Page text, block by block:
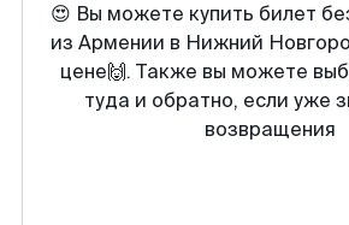
😍 Вы можете купить билет
из Армении в Нижний
цене🙌. Также вы можете
туда и обратно, если уже
возвращения